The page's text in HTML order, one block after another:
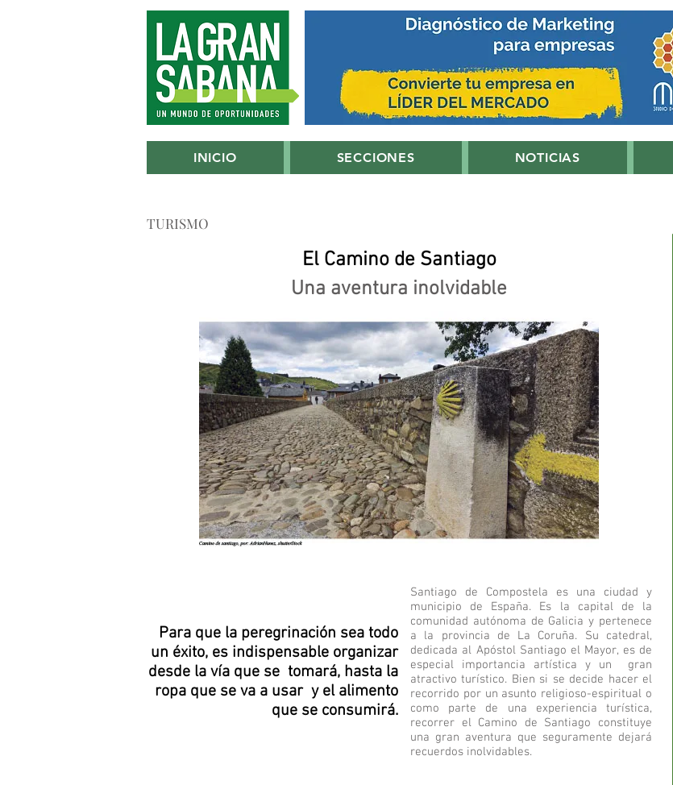
INICIO SECCIONES NOTICIAS
TURISMO
El Camino de Santiago
Una aventura inolvidable
Para que la peregrinación sea todo
un éxito, es indispensable organizar
desde la vía que se tomará, hasta la
ropa que se va a usar y el alimento
que se consumirá.
Santiago de Compostela es una ciudad y
municipio de España. Es la capital de la
comunidad autónoma de Galicia y pertenece
a la provincia de La Coruña. Su catedral,
dedicada al Apóstol Santiago el Mayor, es de
especial importancia artística y un gran
atractivo turístico. Bien si se decide hacer el
recorrido por un asunto religioso-espiritual o
como parte de una experiencia turística,
recorrer el Camino de Santiago constituye
una gran aventura que seguramente dejará
recuerdos inolvidables.